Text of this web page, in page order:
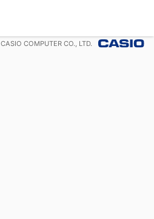
CASIO COMPUTER CO., LTD.